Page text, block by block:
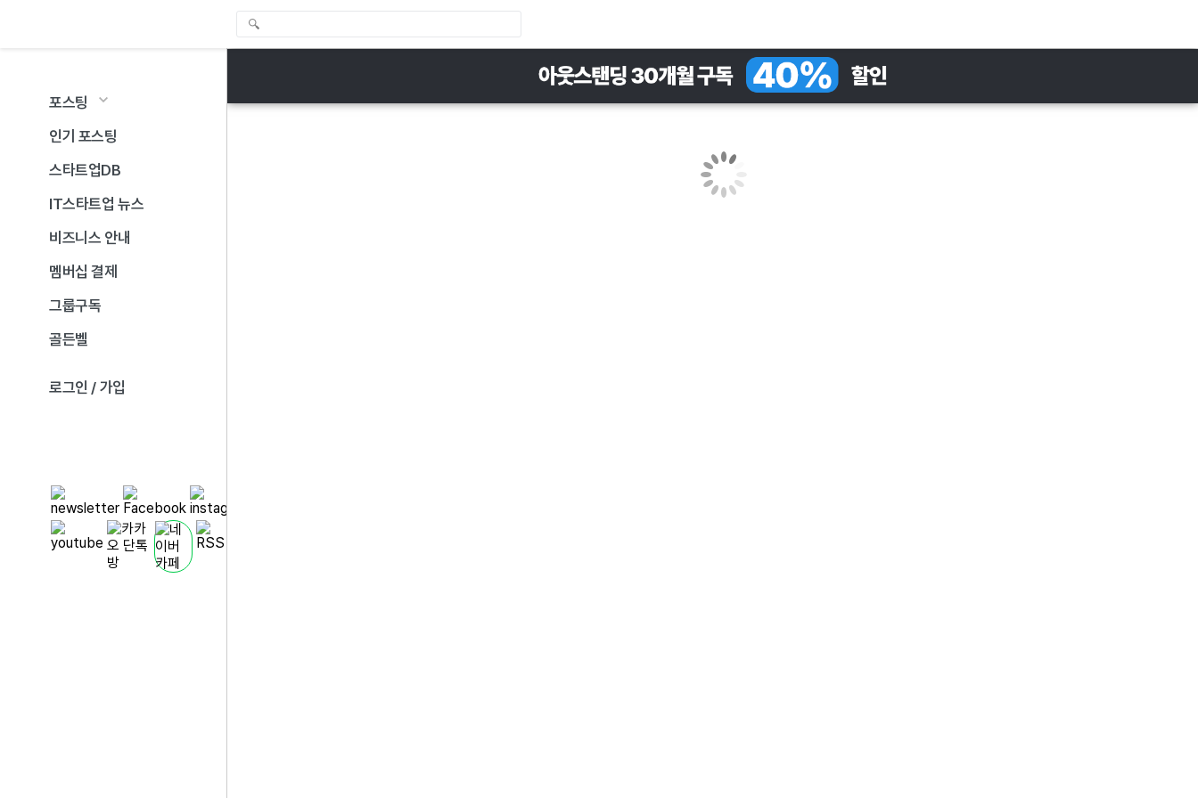
포스팅
인기 포스팅
스타트업DB
IT스타트업 뉴스
비즈니스 안내
멤버십 결제
그룹구독
골든벨
로그인 / 가입